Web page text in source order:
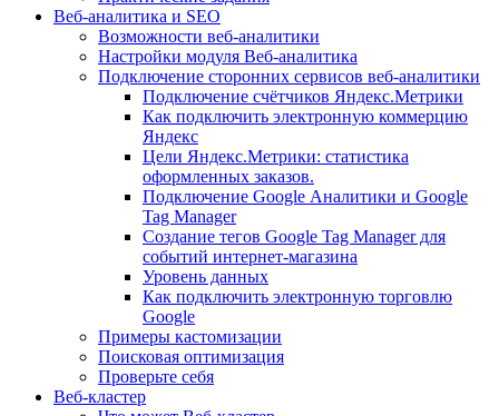
Веб-аналитика и SEO
Возможности веб-аналитики
Настройки модуля Веб-аналитика
Подключение сторонних сервисов веб-аналитики
Подключение счётчиков Яндекс.Метрики
Как подключить электронную коммерцию
Яндекс
Цели Яндекс.Метрики: статистика
оформленных заказов.
Подключение Google Аналитики и Google
Tag Manager
Создание тегов Google Tag Manager для
событий интернет-магазина
Уровень данных
Как подключить электронную торговлю
Google
Примеры кастомизации
Поисковая оптимизация
Проверьте себя
Веб-кластер